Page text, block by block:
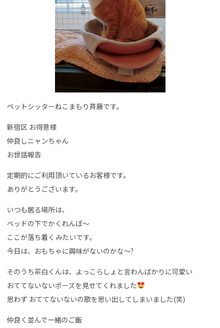
ペットシッターねこまもり斉藤です。
新宿区 お得意様
仲良しニャンちゃん
お世話報告
定期的にご利用頂いているお客様です。
ありがとうございます。
いつも居る場所は、
ベッドの下でかくれんぼ〜
ここが落ち着くみたいです。
今日は、おもちゃに興味がないのかな～?
そのうち茶白くんは、よっこらしょと言わんばかりに可愛い
おててないないポーズを見せてくれました
思わず おててないないの歌を思い出してしまいました(笑)
仲良く並んで一緒のご飯